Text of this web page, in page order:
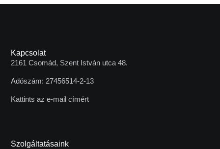
Kapcsolat
2161 Csomád, Szent István utca 48.
Adószám: 27456514-2-13
Kattints az e-mail címért
Szolgáltatásaink